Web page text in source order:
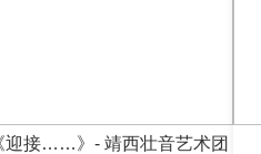
迎接……》- 靖西壮音艺术团